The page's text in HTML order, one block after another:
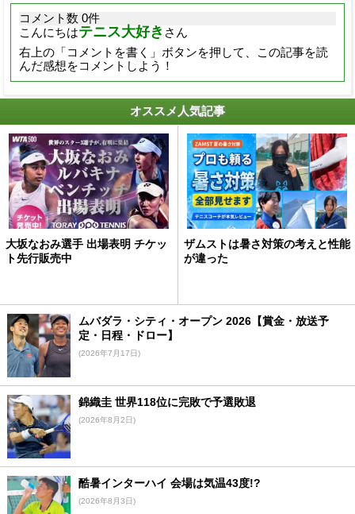
コメント数 0件
こんにちはテニス大好き さん
右上の「コメントを書く」ボタンを押して、この記事を読
んだ感想をコメントしよう！
オススメ人気記事
大坂なおみ選手 出場表明 チケッ
ト先行販売中
ザムストは暑さ対策の考えと性能
が違った
ムバダラ・シティ・オープン 2026【賞金・放送予
定・日程・ドロー】
(2026年7月17日)
錦織圭 世界118位に完敗で予選敗退
(2026年8月2日)
酷暑インターハイ 会場は気温43度!?
(2026年8月3日)